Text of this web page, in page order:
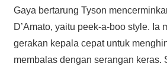
Gaya bertarung Tyson
D’Amato, yaitu peek-a-boo style. Ia
gerakan kepala cepat untuk
membalas dengan serangan keras.